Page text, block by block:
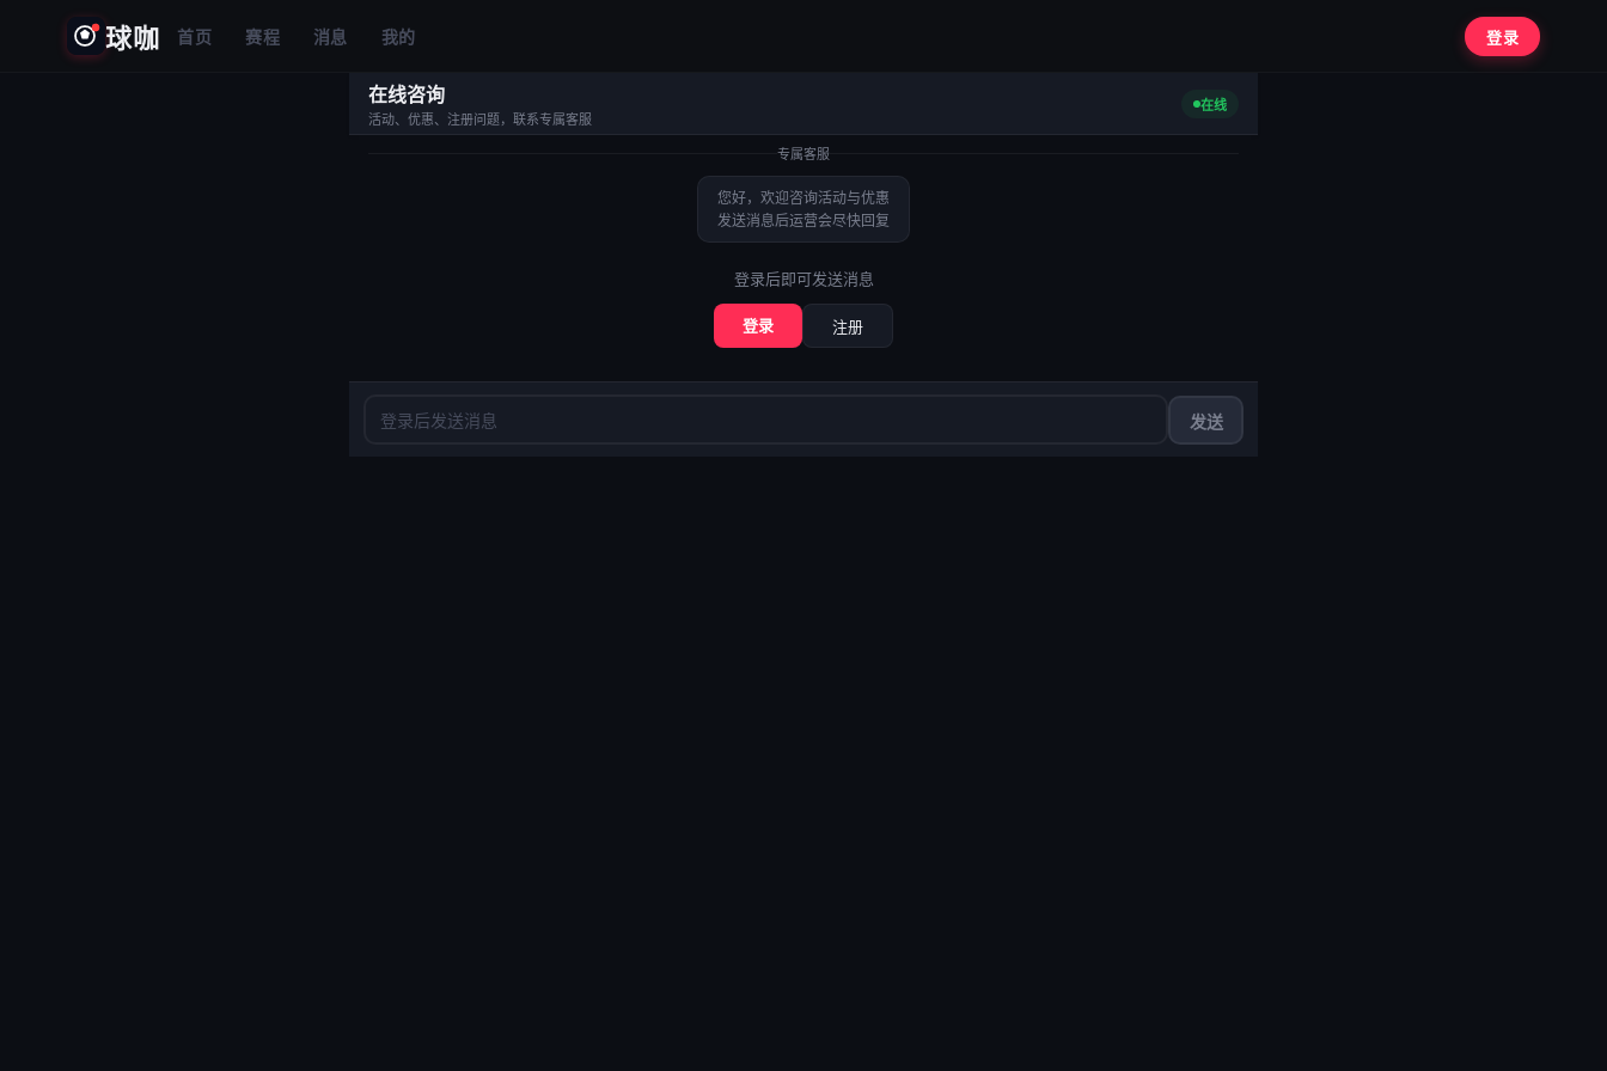
球咖 首页 赛程 消息 我的 登录
在线咨询
活动、优惠、注册问题，联系专属客服
在线
专属客服
您好，欢迎咨询活动与优惠
发送消息后运营会尽快回复
登录后即可发送消息
登录 注册
发送